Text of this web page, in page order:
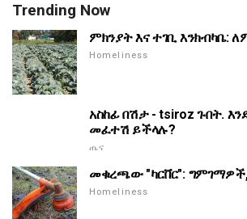
Trending Now
ምክንያት እና ተገቢ እንክብካቤ:
Homeliness
አስከፊ በሽታ - tsiroz ጉበት.
መፈተሽ ይችላሉ?
ጤና
መቁረጫው "ካርቨር":
Homeliness